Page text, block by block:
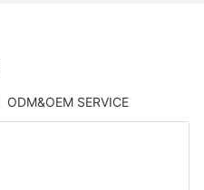
ODM&OEM SERVICE